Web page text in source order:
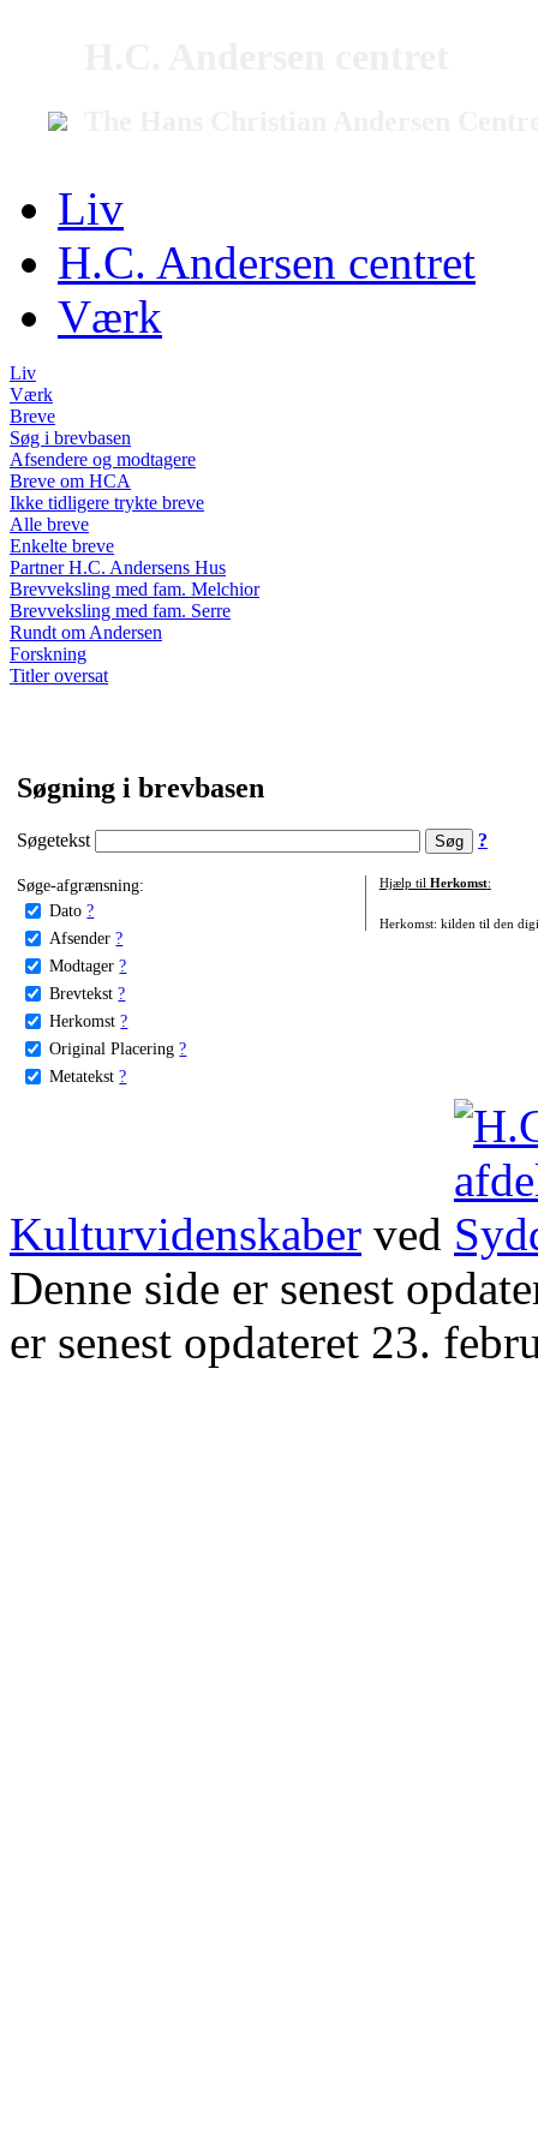
Liv
H.C. Andersen centret
Værk
Liv
Værk
Breve
Søg i brevbasen
Afsendere og modtagere
Breve om HCA
Ikke tidligere trykte breve
Alle breve
Enkelte breve
Partner H.C. Andersens Hus
Brevveksling med fam. Melchior
Brevveksling med fam. Serre
Rundt om Andersen
Forskning
Titler oversat
Søgning i brevbasen
Søgetekst ?
Søge-afgrænsning:
Dato ?
Afsender ?
Modtager ?
Brevtekst ?
Herkomst ?
Original Placering ?
Metatekst ?
Hjælp til Herkomst:
Herkomst: kilden til den
Kulturvidenskaber ved
Denne side er senest
er senest opdateret 23.